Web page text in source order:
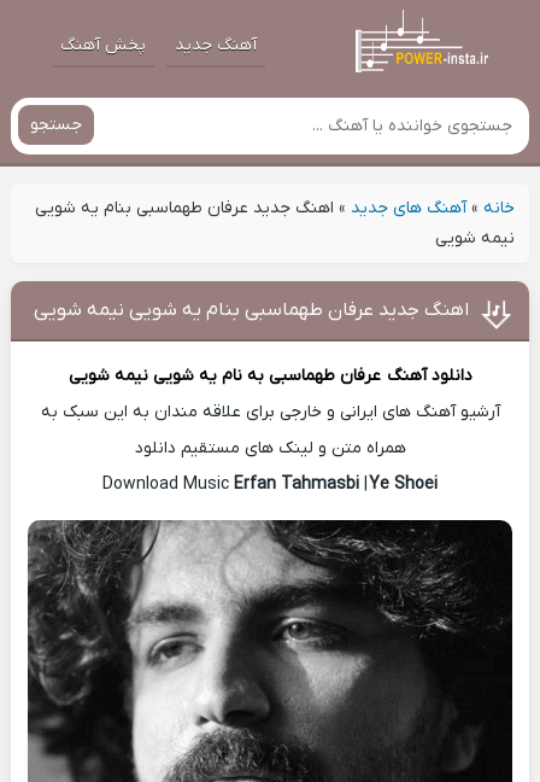
آهنگ جدید پخش آهنگ
جستجو
خانه»آهنگ های جدید » اهنگ جدید عرفان طهماسبی بنام یه شویی
نیمه شویی
اهنگ جدید عرفان طهماسبی بنام یه شویی نیمه شویی
دانلود آهنگ عرفان طهماسبی به نام یه شویی نیمه شویی
آرشیو آهنگ های ایرانی و خارجی برای علاقه مندان به این سبک به
همراه متن و لینک های مستقیم دانلود
Download Music
Erfan Tahmasbi|Ye Shoei